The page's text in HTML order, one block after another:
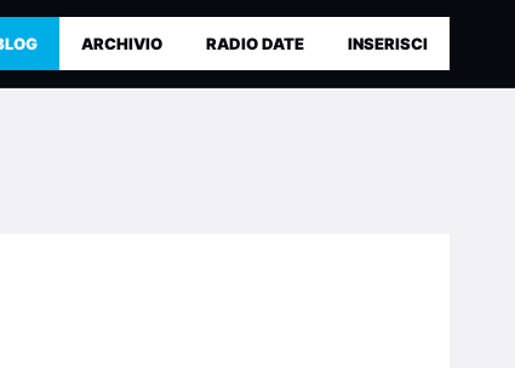
ARCHIVIO RADIO DATE INSERISCI